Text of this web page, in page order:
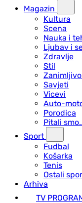
Magazin
Kultura
Scena
Nauka i
Ljubav i
Zdravlje
Stil
Savjeti
Vicevi
Auto-
Porodica
Pitali
Sport
Fudbal
Košarka
Tenis
Ostali
Arhiva
TV